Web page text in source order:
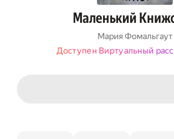
Маленький
Мария Фомальгаут
Доступен Виртуальный